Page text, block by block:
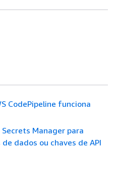
CodePipeline funciona
Secrets Manager para
dados ou chaves de API